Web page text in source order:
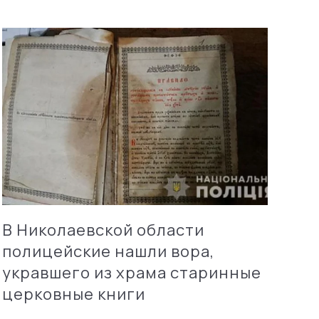
В Николаевской области
полицейские нашли вора,
укравшего из храма старинные
церковные книги